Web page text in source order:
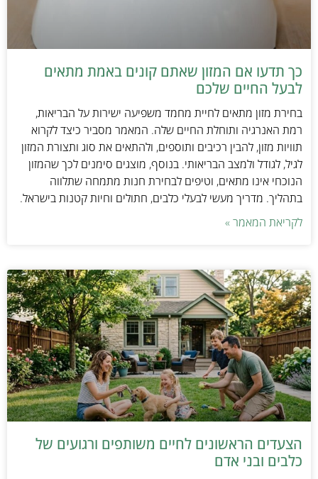
כך תדעו אם המזון שאתם קונים באמת מתאים
לבעל החיים שלכם
בחירת מזון מתאים לחיית מחמד משפיעה ישירות על הבריאות,
רמת האנרגיה ותוחלת החיים שלה. המאמר מסביר כיצד לקרוא
תוויות מזון, להבין רכיבים ותוספים, ולהתאים את סוג ותצורת המזון
לגיל, לגודל ולמצב הבריאותי. בנוסף, מוצגים סימנים לכך שהמזון
הנוכחי אינו מתאים, וטיפים לבחירת חנות מתמחה שתלווה
בתהליך. מדריך מעשי לבעלי כלבים, חתולים וחיות קטנות בישראל.
לקריאת המאמר »
הצעדים הראשונים לחיים משותפים ורגועים של
כלבים ובני אדם